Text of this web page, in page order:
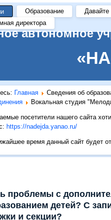
Образование Давайте
директора
автономное
Главная Сведения об
Вокальная студия
посетители нашего сайта
https://nadejda.yanao.ru/
время данный сайт будет
проблемы с
детей? С
и секции?